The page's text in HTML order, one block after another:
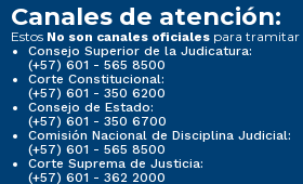
Canales de atención:
Estos No son canales oficiales para tramitar
Consejo Superior de la Judicatura:
(+57) 601 - 565 8500
Corte Constitucional:
(+57) 601 - 350 6200
Consejo de Estado:
(+57) 601 - 350 6700
Comisión Nacional de Disciplina Judicial:
(+57) 601 - 565 8500
Corte Suprema de Justicia:
(+57) 601 - 362 2000